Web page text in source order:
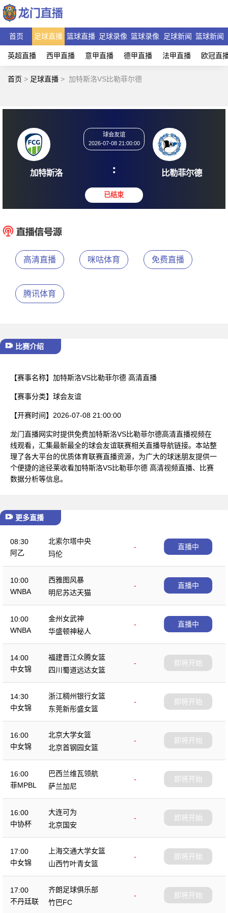
首页 足球直播 篮球直播 足球录像 篮球录像 足球新闻 篮球新闻
英超直播 西甲直播 意甲直播 德甲直播 法甲直播 欧冠直
首页 > 足球直播 > 加特斯洛VS比勒菲尔德
加特斯洛
2026-07-08 21:00:00
: 比勒
高清直播 咪咕体育 免费直播
腾讯体育
比赛介绍
【赛事名称】 加特斯洛VS比勒菲尔德 高清直播
【赛事分类】 球会友谊
【开赛时间】 2026-07-08 21:00:00
龙门直播网实时提供免费加特斯洛VS比勒菲尔德高清直播视频在
线观看，汇集最新最全的球会友谊联赛相关直播导航链接。本站整
理了各大平台的优质体育联赛直播资源，为广大的球迷朋友提供一
个便捷的途径莱收看加特斯洛VS比勒菲尔德 高清视频直播、比赛
数据分析等信息。
更多直播
08:30
阿乙
北索尔塔中央
-
玛伦
直播中
10:00
WNBA
西雅图风暴
-
明尼苏达天猫
直播中
10:00
WNBA
金州女武神
-
华盛顿神秘人
直播中
14:00
中女锦
福建晋江众腾女篮
-
四川蜀道远达女篮
即将开始
14:30
中女锦
浙江稠州银行女篮
-
东莞新彤盛女篮
即将开始
16:00
中女锦
北京大学女篮
-
北京首钢园女篮
即将开始
16:00
菲MPBL
巴西兰维瓦领航
-
萨兰加尼
即将开始
16:00
中协杯
大连可为
-
北京国安
即将开始
17:00
中女锦
上海交通大学女篮
-
山西竹叶青女篮
即将开始
17:00
不丹廷联
齐朗足球俱乐部
-
竹巴FC
即将开始